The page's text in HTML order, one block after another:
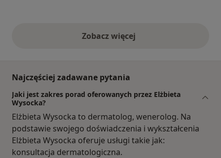
Zobacz więcejopinie powyżej
Najczęściej zadawane pytania
Jaki jest zakres porad oferowanych przez Elżbieta
Wysocka?
Elżbieta Wysocka to dermatolog, wenerolog. Na
podstawie swojego doświadczenia i wykształcenia
Elżbieta Wysocka oferuje usługi takie jak:
konsultacja dermatologiczna.